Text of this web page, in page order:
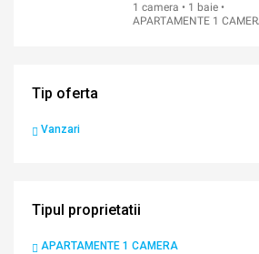
1 camera • 1 baie •
APARTAMENTE 1
Tip oferta
Vanzari
Tipul proprietatii
APARTAMENTE 1 CAMERA